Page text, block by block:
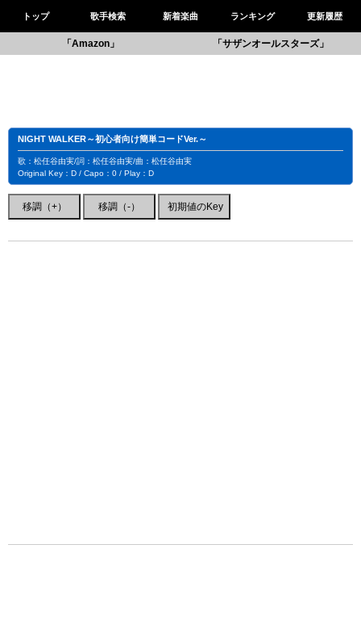
トップ 歌手検索 新着楽曲 ランキング 更新履歴
「Amazon」 「サザンオールスターズ」
NIGHT WALKER～初心者向け簡単コードVer.～
歌：松任谷由実/詞：松任谷由実/曲：松任谷由実
Original Key：D / Capo：0 / Play：D